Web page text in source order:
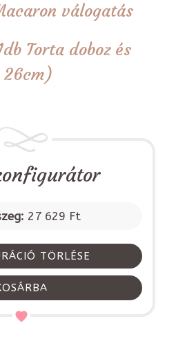
válogatás
Torta doboz és
27 629 Ft
TÖRLÉSE